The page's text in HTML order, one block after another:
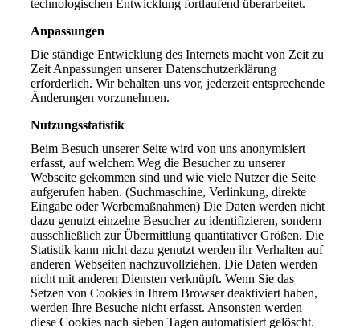
technologischen Entwicklung fortlaufend überarbeitet.
Anpassungen
Die ständige Entwicklung des Internets macht von Zeit zu
Zeit Anpassungen unserer Datenschutzerklärung
erforderlich. Wir behalten uns vor, jederzeit entsprechende
Änderungen vorzunehmen.
Nutzungsstatistik
Beim Besuch unserer Seite wird von uns anonymisiert
erfasst, auf welchem Weg die Besucher zu unserer
Webseite gekommen sind und wie viele Nutzer die Seite
aufgerufen haben. (Suchmaschine, Verlinkung, direkte
Eingabe oder Werbemaßnahmen) Die Daten werden nicht
dazu genutzt einzelne Besucher zu identifizieren, sondern
ausschließlich zur Übermittlung quantitativer Größen. Die
Statistik kann nicht dazu genutzt werden ihr Verhalten auf
anderen Webseiten nachzuvollziehen. Die Daten werden
nicht mit anderen Diensten verknüpft. Wenn Sie das
Setzen von Cookies in Ihrem Browser deaktiviert haben,
werden Ihre Besuche nicht erfasst. Ansonsten werden
diese Cookies nach sieben Tagen automatisiert gelöscht.